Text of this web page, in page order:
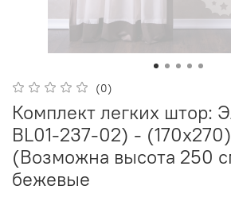
(0)
Комплект легких штор:
BL01-237-02) -
(Возможна высота 250
бежевые